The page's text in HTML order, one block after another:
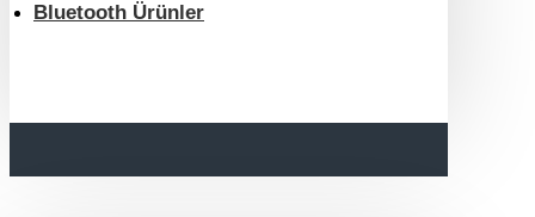
Bluetooth Ürünler